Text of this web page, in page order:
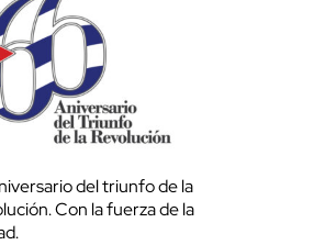
del triunfo de la
Con la fuerza de la